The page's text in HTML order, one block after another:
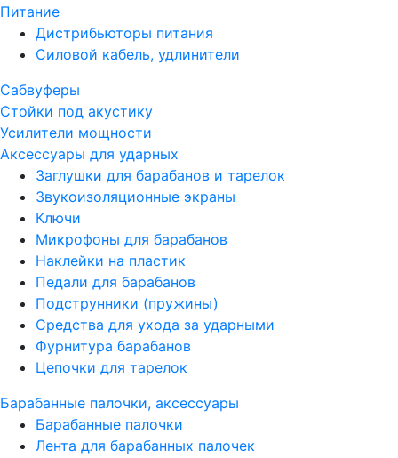
Питание
Дистрибьюторы питания
Силовой кабель, удлинители
Сабвуферы
Стойки под акустику
Усилители мощности
Аксессуары для ударных
Заглушки для барабанов и тарелок
Звукоизоляционные экраны
Ключи
Микрофоны для барабанов
Наклейки на пластик
Педали для барабанов
Подструнники (пружины)
Средства для ухода за ударными
Фурнитура барабанов
Цепочки для тарелок
Барабанные палочки, аксессуары
Барабанные палочки
Лента для барабанных палочек